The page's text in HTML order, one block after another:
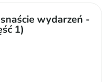
wydarzeń -
1)